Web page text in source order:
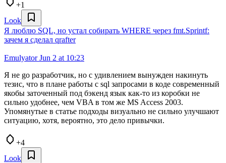
+1
Look
Я люблю SQL, но устал собирать WHERE через fmt.Sprintf:
зачем я сделал qrafter
EmulyatorJun 2 at 10:23
Я не go разработчик, но с удивлением вынужден накинуть
тезис, что в плане работы с sql запросами в коде современный
якобы заточенный под бэкенд язык как-то из коробки не
сильно удобнее, чем VBA в том же MS Access 2003.
Упомянутые в статье подходы визуально не сильно улучшают
ситуацию, хотя, вероятно, это дело привычки.
+4
Look